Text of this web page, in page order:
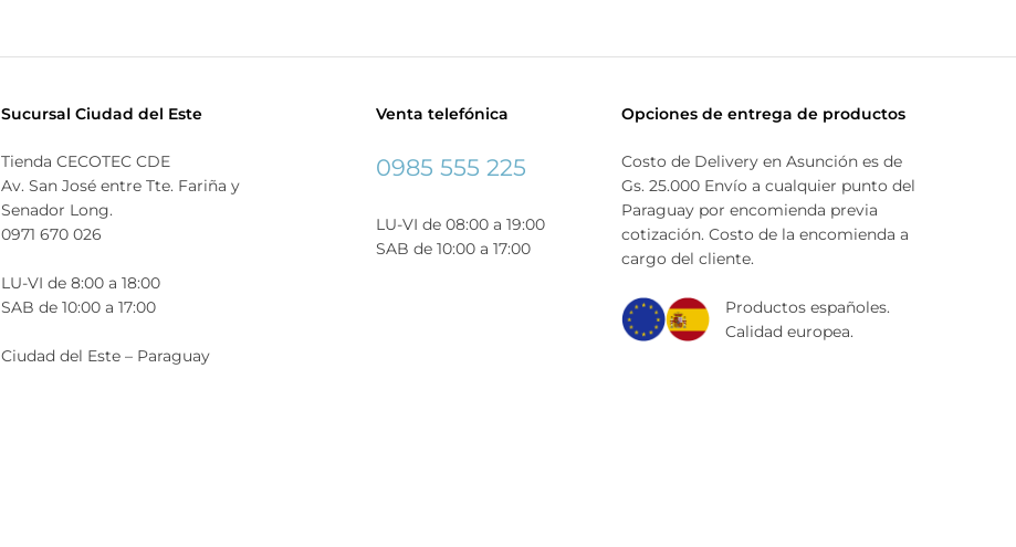
Sucursal Ciudad del Este
Tienda CECOTEC CDE
Av. San José entre Tte. Fariña y
Senador Long.
0971 670 026
LU-VI de 8:00 a 18:00
SAB de 10:00 a 17:00
Ciudad del Este – Paraguay
Venta telefónica
0985 555 225
LU-VI de 08:00 a 19:00
SAB de 10:00 a 17:00
Opciones de entrega de productos
Costo de Delivery en Asunción es de
Gs. 25.000 Envío a cualquier punto del
Paraguay por encomienda previa
cotización. Costo de la encomienda a
cargo del cliente.
Productos españoles.
Calidad europea.